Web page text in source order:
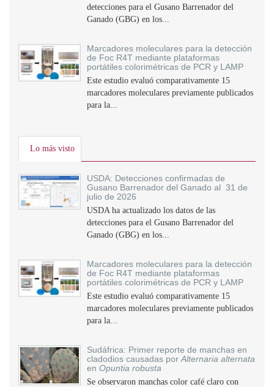
detecciones para el Gusano Barrenador del
Ganado (GBG) en los...
Marcadores moleculares para la detección
de Foc R4T mediante plataformas
portátiles colorimétricas de PCR y LAMP
Este estudio evaluó comparativamente 15
marcadores moleculares previamente publicados
para la...
Lo más visto
USDA: Detecciones confirmadas de
Gusano Barrenador del Ganado al 31 de
julio de 2026
USDA ha actualizado los datos de las
detecciones para el Gusano Barrenador del
Ganado (GBG) en los...
Marcadores moleculares para la detección
de Foc R4T mediante plataformas
portátiles colorimétricas de PCR y LAMP
Este estudio evaluó comparativamente 15
marcadores moleculares previamente publicados
para la...
Sudáfrica: Primer reporte de manchas en
cladodios causadas por Alternaria alternata
en Opuntia robusta
Se observaron manchas color café claro con